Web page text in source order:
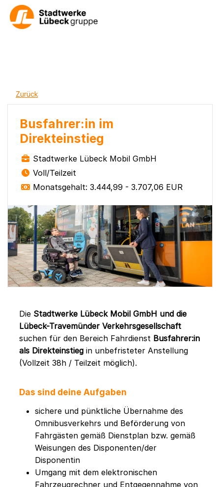
Zurück
Busfahrer:in im
Direkteinstieg
Stadtwerke Lübeck Mobil GmbH
Voll/Teilzeit
Monatsgehalt: 3.444,99 - 3.707,06 EUR
Die Stadtwerke Lübeck Mobil GmbH und die
Lübeck-Travemünder Verkehrsgesellschaft
suchen für den Bereich Fahrdienst Busfahrer:in
als Direkteinstieg in unbefristeter Anstellung
(Vollzeit 38h / Teilzeit möglich).
Das sind deine Aufgaben
sichere und pünktliche Übernahme des
Omnibusverkehrs und Beförderung von
Fahrgästen gemäß Dienstplan bzw. gemäß
Weisungen des Disponenten/der
Disponentin
Umgang mit dem elektronischen
Fahrzeugrechner und Entgegennahme von